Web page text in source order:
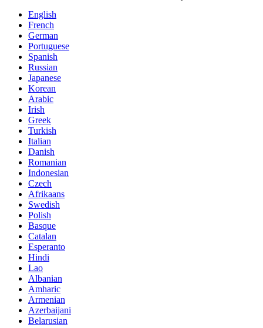
English
French
German
Portuguese
Spanish
Russian
Japanese
Korean
Arabic
Irish
Greek
Turkish
Italian
Danish
Romanian
Indonesian
Czech
Afrikaans
Swedish
Polish
Basque
Catalan
Esperanto
Hindi
Lao
Albanian
Amharic
Armenian
Azerbaijani
Belarusian